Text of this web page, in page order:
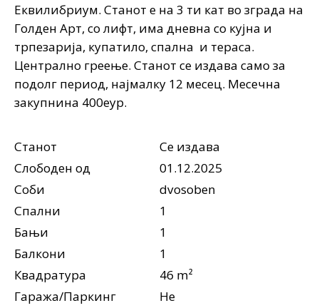
Еквилибриум. Станот е на 3 ти кат во зграда на
Голден Арт, со лифт, има дневна со кујна и
трпезарија, купатило, спална и тераса.
Централно греење. Станот се издава само за
подолг период, најмалку 12 месец. Месечна
закупнина 400еур.
Станот
Се издава
Слободен од
01.12.2025
Соби
dvosoben
Спални
1
Бањи
1
Балкони
1
Квадратура
46 m²
Гаража/Паркинг
Не